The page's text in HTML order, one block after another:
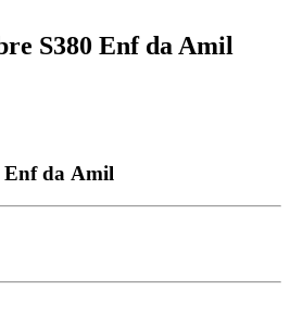
S380 Enf da Amil
Enf da Amil